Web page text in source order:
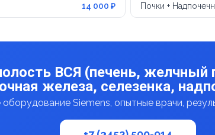
14 000 ₽ Почки +
ВСЯ (печень,
железа, селезенка,
Siemens, опытные врачи,